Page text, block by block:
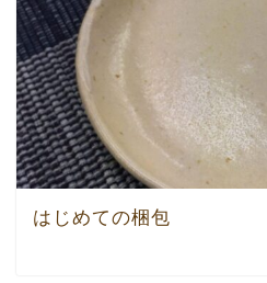
はじめての梱包